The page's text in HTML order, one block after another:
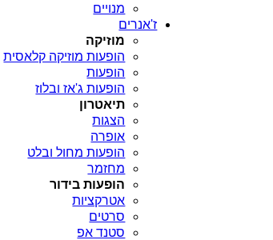
מנויים
ז'אנרים
מוזיקה
הופעות מוזיקה קלאסית
הופעות
הופעות ג'אז ובלוז
תיאטרון
הצגות
אופרה
הופעות מחול ובלט
מחזמר
הופעות בידור
אטרקציות
סרטים
סטנד אפ